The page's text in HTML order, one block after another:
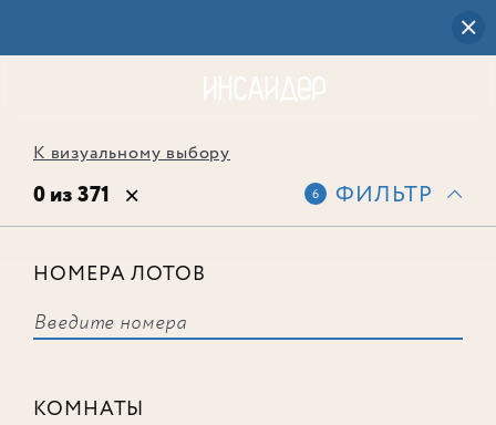
К визуальному выбору
0 из 371 6 ФИЛЬТР
НОМЕРА ЛОТОВ
КОМНАТЫ
соответствует ни одного лота